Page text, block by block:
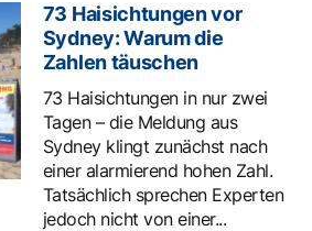
73 Haisichtungen vor
Sydney: Warum die
Zahlen täuschen
73 Haisichtungen in nur zwei
Tagen – die Meldung aus
Sydney klingt zunächst nach
einer alarmierend hohen Zahl.
Tatsächlich sprechen Experten
jedoch nicht von einer...